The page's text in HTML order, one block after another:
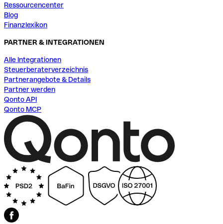
Ressourcencenter
Blog
Finanzlexikon
PARTNER & INTEGRATIONEN
Alle Integrationen
Steuerberaterverzeichnis
Partnerangebote & Details
Partner werden
Qonto API
Qonto MCP